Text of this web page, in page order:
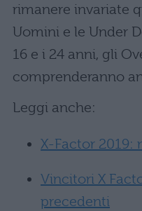
rimanere invariate
Uomini e le Under
16 e i 24 anni, gli
comprenderanno
Leggi anche:
X-Factor 2019:
Vincitori X
precedenti